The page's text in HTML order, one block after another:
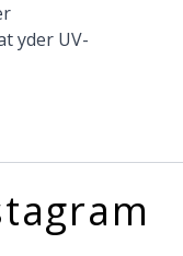
yder UV-